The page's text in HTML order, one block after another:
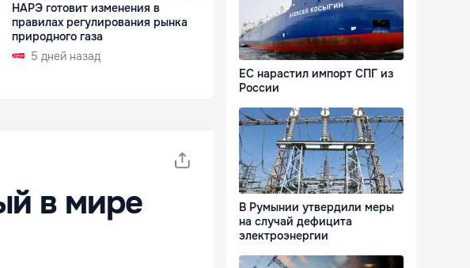
НАРЭ готовит изменения в
правилах регулирования рынка
природного газа
5 дней назад
в мире
ЕС нарастил импорт СПГ из
России
В Румынии утвердили меры
на случай дефицита
электроэнергии